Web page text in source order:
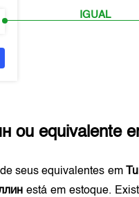
IGUAL
ou equivalente
seus equivalentes em
está em estoque.